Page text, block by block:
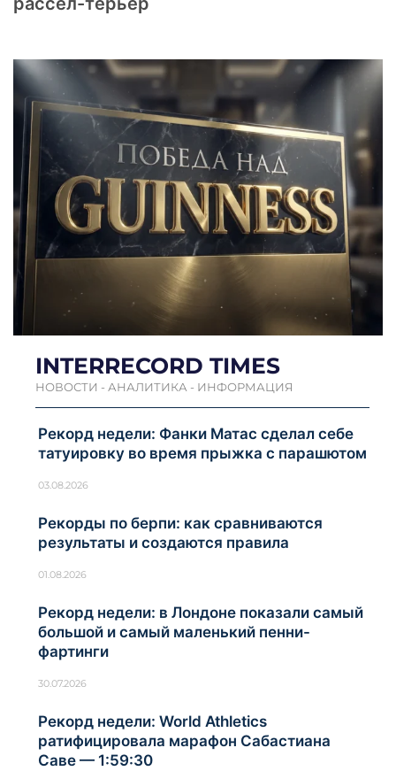
INTERRECORD TIMES
НОВОСТИ - АНАЛИТИКА - ИНФОРМАЦИЯ
Рекорд недели: Фанки Матас сделал себе
татуировку во время прыжка с парашютом
03.08.2026
Рекорды по берпи: как сравниваются
результаты и создаются правила
01.08.2026
Рекорд недели: в Лондоне показали самый
большой и самый маленький пенни-
фартинги
30.07.2026
Рекорд недели: World Athletics
ратифицировала марафон Сабастиана
Саве — 1:59:30